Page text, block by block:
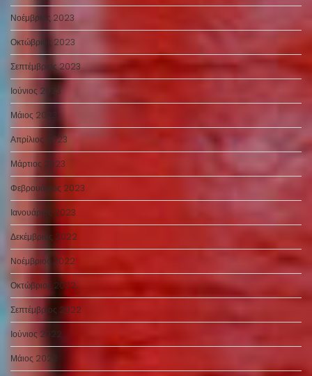
Νοέμβριος 2023
Οκτώβριος 2023
Σεπτέμβριος 2023
Ιούνιος 2023
Μάιος 2023
Απρίλιος 2023
Μάρτιος 2023
Φεβρουάριος 2023
Ιανουάριος 2023
Δεκέμβριος 2022
Νοέμβριος 2022
Οκτώβριος 2022
Σεπτέμβριος 2022
Ιούνιος 2022
Μάιος 2022